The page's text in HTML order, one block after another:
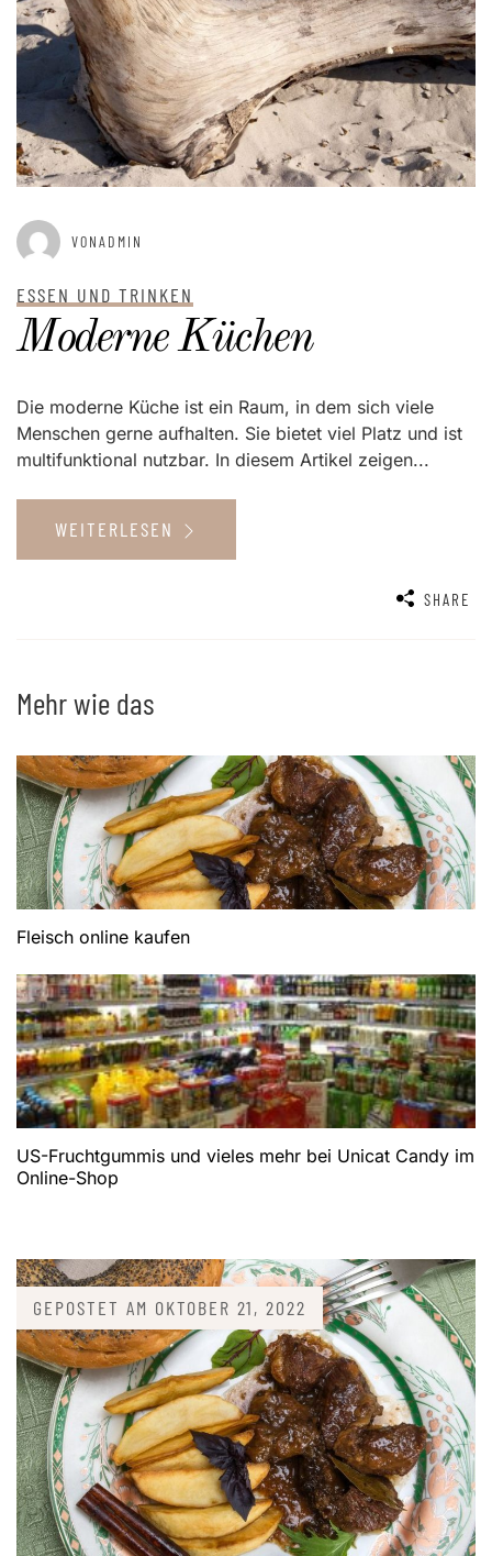
VONADMIN
ESSEN UND TRINKEN
Moderne Küchen
Die moderne Küche ist ein Raum, in dem sich viele
Menschen gerne aufhalten. Sie bietet viel Platz und ist
multifunktional nutzbar. In diesem Artikel zeigen...
WEITERLESEN
SHARE
Mehr wie das
Fleisch online kaufen
US-Fruchtgummis und vieles mehr bei Unicat Candy im
Online-Shop
GEPOSTET AM OKTOBER 21, 2022